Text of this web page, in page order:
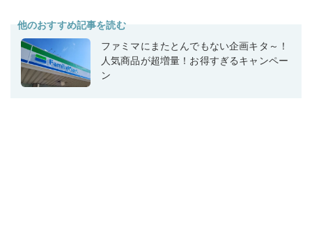
他のおすすめ記事を読む
ファミマにまたとんでもない企画キタ～！
人気商品が超増量！お得すぎるキャンペー
ン